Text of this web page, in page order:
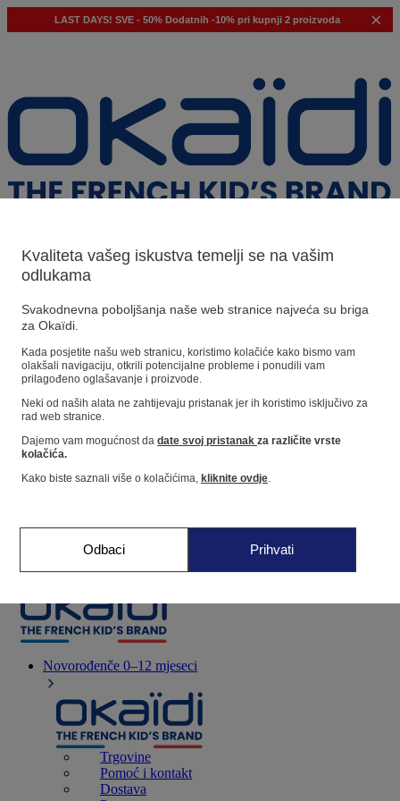
LAST DAYS! SVE - 50% Dodatnih -10% pri kupnji 2 proizvoda
Naši prijedlozi
Predloženi proizvodi
Pogledajte sve proizvode
Dućan
Novorođenče 0–12 mjeseci
Trgovine
Pomoć i kontakt
Dostava
Kvaliteta vašeg iskustva temelji se na vašim
odlukama
Svakodnevna poboljšanja naše web stranice najveća su briga
za Okaïdi.
Kada posjetite našu web stranicu, koristimo kolačiće kako bismo vam
olakšali navigaciju, otkrili potencijalne probleme i ponudili vam
prilagođeno oglašavanje i proizvode.
Neki od naših alata ne zahtijevaju pristanak jer ih koristimo isključivo za
rad web stranice.
Dajemo vam mogućnost da date svoj pristanak za različite vrste
kolačića.
Kako biste saznali više o kolačićima, kliknite ovdje.
Odbaci Prihvati